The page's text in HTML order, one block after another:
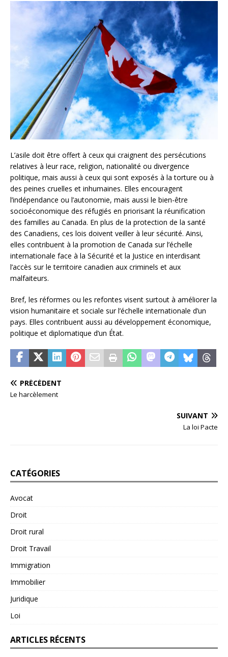
L’asile doit être offert à ceux qui craignent des persécutions
relatives à leur race, religion, nationalité ou divergence
politique, mais aussi à ceux qui sont exposés à la torture ou à
des peines cruelles et inhumaines. Elles encouragent
l’indépendance ou l’autonomie, mais aussi le bien-être
socioéconomique des réfugiés en priorisant la réunification
des familles au Canada. En plus de la protection de la santé
des Canadiens, ces lois doivent veiller à leur sécurité. Ainsi,
elles contribuent à la promotion de Canada sur l’échelle
internationale face à la Sécurité et la Justice en interdisant
l’accès sur le territoire canadien aux criminels et aux
malfaiteurs.
Bref, les réformes ou les refontes visent surtout à améliorer la
vision humanitaire et sociale sur l’échelle internationale d’un
pays. Elles contribuent aussi au développement économique,
politique et diplomatique d’un État.
PRÉCÉDENT
Le harcèlement
SUIVANT
La loi Pacte
CATÉGORIES
Avocat
Droit
Droit rural
Droit Travail
Immigration
Immobilier
Juridique
Loi
ARTICLES RÉCENTS